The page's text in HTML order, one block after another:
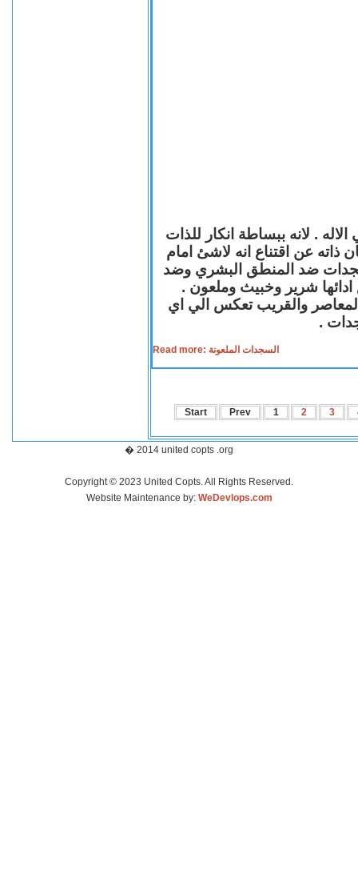
. لانه ببساطة انكار للذات
ذاته عن اقتناع انه لاشئ امام
ضد المنطق البشري وضد
ادائها شرير وخبيث وملعون .
المعاصر والقريب تعكس الي اي
.
Read more: السجدات الملعونة
Start Prev 1 2 3
� 2014 united copts .org
Copyright © 2023 United Copts. All Rights Reserved.
Website Maintenance by: WeDevlops.com